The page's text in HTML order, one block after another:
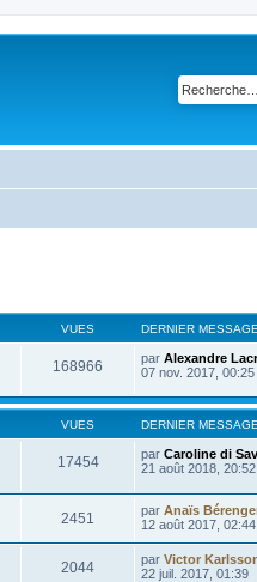
VUES DERNIER MESSAGE
168966 par Alexandre
07 nov. 2017, 00:25
VUES DERNIER MESSAGE
17454 par Caroline di
21 août 2018, 20:52
2451 par Anaïs
12 août 2017, 02:44
2044 par Victor
22 juil. 2017, 01:39